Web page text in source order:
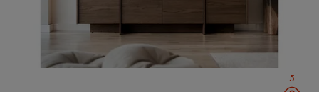
5